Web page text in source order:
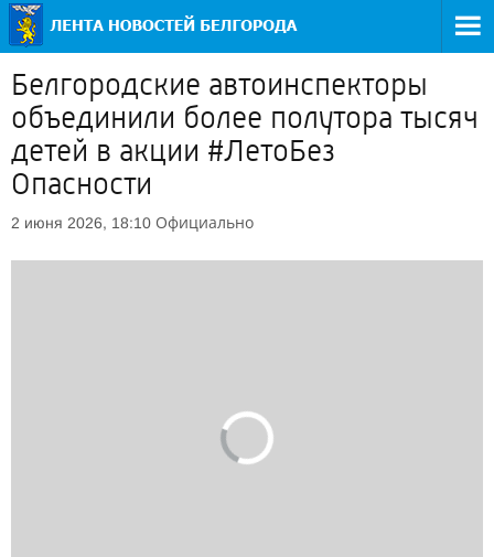
Белгородские автоинспекторы
объединили более полутора тысяч
детей в акции #ЛетоБез
Опасности
2 июня 2026, 18:10 Официально